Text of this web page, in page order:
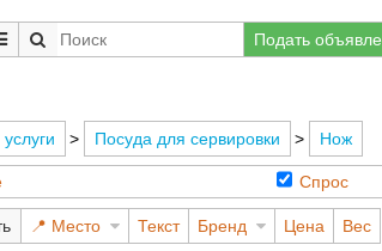
Подать
> Посуда для сервировки > Нож
Спрос
Место Текст Бренд Цена Вес